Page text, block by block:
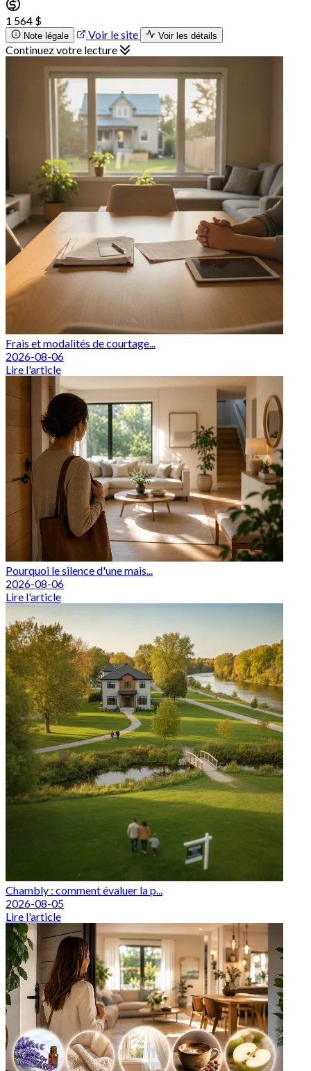
1 564 $
Note légale Voir le site Voir les détails
Continuez votre lecture
Frais et modalités de courtage...
2026-08-06
Lire l'article
Pourquoi le silence d'une mais...
2026-08-06
Lire l'article
Chambly : comment évaluer la p...
2026-08-05
Lire l'article